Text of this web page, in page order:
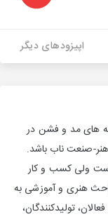
اپیزودهای دیگر
های مد و فشن در
صنعت ناب باشد.
ولی کسب و کار
هنری و آموزشی به
تولیدکنندگان،